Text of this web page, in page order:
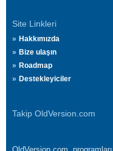
Site Linkleri
Hakkımızda
Bize ulaşın
Roadmap
Destekleyiciler
Takip OldVersion.com